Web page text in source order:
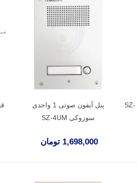
گوشی آیفون صوتی سوزوکی SZ-
پنل آیفون صوتی 1 واحدی
سوزوکی SZ-4UM
1,698,000 تومان